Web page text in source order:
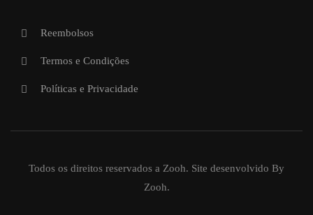
Reembolsos
Termos e Condições
Políticas e Privacidade
Todos os direitos reservados a Zooh. Site desenvolvido By
Zooh.